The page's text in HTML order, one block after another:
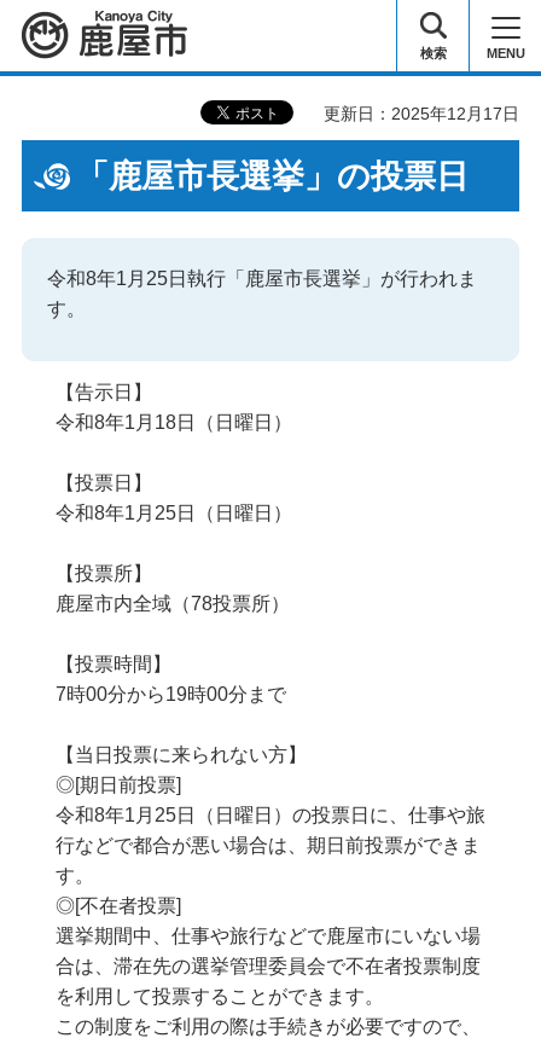
鹿屋市 検索 MENU
更新日：2025年12月17日
「鹿屋市長選挙」の投票日
令和8年1月25日執行「鹿屋市長選挙」が行われま
す。
【告示日】
令和8年1月18日（日曜日）
【投票日】
令和8年1月25日（日曜日）
【投票所】
鹿屋市内全域（78投票所）
【投票時間】
7時00分から19時00分まで
【当日投票に来られない方】
◎[期日前投票]
令和8年1月25日（日曜日）の投票日に、仕事や旅
行などで都合が悪い場合は、期日前投票ができま
す。
◎[不在者投票]
選挙期間中、仕事や旅行などで鹿屋市にいない場
合は、滞在先の選挙管理委員会で不在者投票制度
を利用して投票することができます。
この制度をご利用の際は手続きが必要ですので、